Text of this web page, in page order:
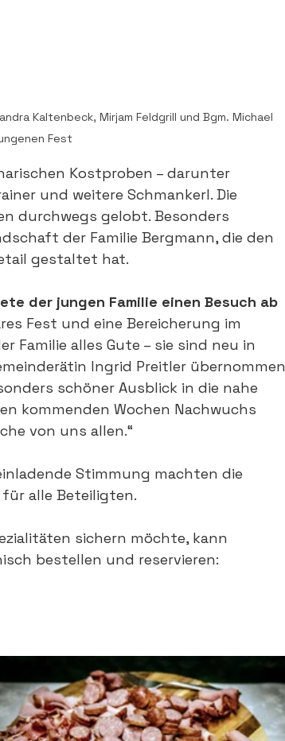
Kaltenbeck, Mirjam Feldgrill und Bgm. Michael
Fest
Kostproben – darunter
und weitere Schmankerl. Die
durchwegs gelobt. Besonders
der Familie Bergmann, die den
gestaltet hat.
der jungen Familie einen Besuch ab
Fest und eine Bereicherung im
Familie alles Gute – sie sind neu in
Ingrid Preitler übernommen
schöner Ausblick in die nahe
kommenden Wochen Nachwuchs
von uns allen.“
Stimmung machten die
alle Beteiligten.
sichern möchte, kann
bestellen und reservieren: